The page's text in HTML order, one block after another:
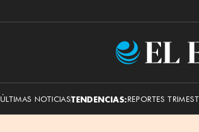
ÚLTIMAS NOTICIASTENDENCIAS:REPORTES